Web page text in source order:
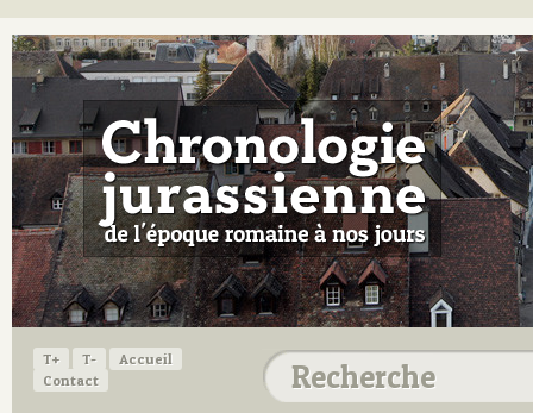
T+ T-
Accueil
Contact